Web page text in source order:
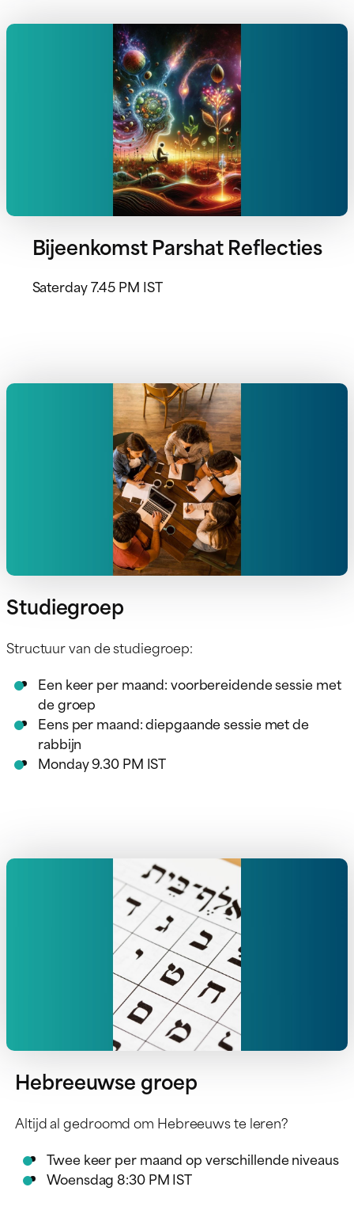
Bijeenkomst Parshat Reflecties
Saterday 7.45 PM IST
Studiegroep
Structuur van de studiegroep:
Een keer per maand: voorbereidende sessie met
de groep
Eens per maand: diepgaande sessie met de
rabbijn
Monday 9.30 PM IST
Hebreeuwse groep
Altijd al gedroomd om Hebreeuws te leren?
Twee keer per maand op verschillende niveaus
Woensdag 8:30 PM IST